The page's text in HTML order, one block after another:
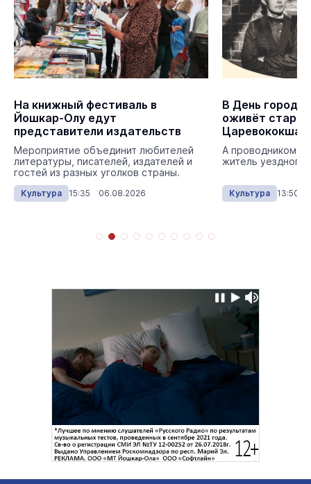
На книжный фестиваль в
Йошкар-Олу едут
представители издательств
Мероприятие объединит любителей
литературы, писателей, издателей и
гостей из разных уголков страны.
Культура 15:35 06.08.2026
В День
оживёт
А проводником в
житель уездного
Культура 13:50